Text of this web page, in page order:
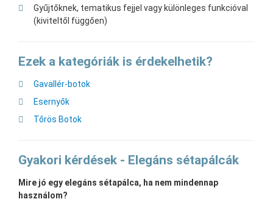
Gyűjtőknek, tematikus fejjel vagy különleges funkcióval
(kiviteltől függően)
Ezek a kategóriák is érdekelhetik?
Gavallér-botok
Esernyők
Tőrös Botok
Gyakori kérdések - Elegáns sétapálcák
Mire jó egy elegáns sétapálca, ha nem mindennap
használom?